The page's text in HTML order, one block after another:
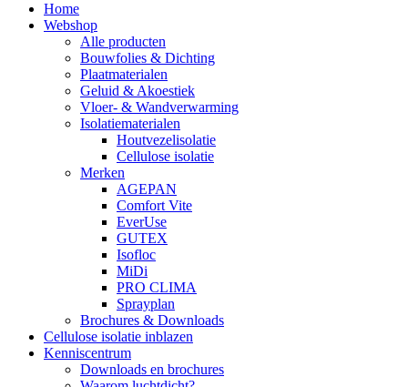
Home
Webshop
Alle producten
Bouwfolies & Dichting
Plaatmaterialen
Geluid & Akoestiek
Vloer- & Wandverwarming
Isolatiematerialen
Houtvezelisolatie
Cellulose isolatie
Merken
AGEPAN
Comfort Vite
EverUse
GUTEX
Isofloc
MiDi
PRO CLIMA
Sprayplan
Brochures & Downloads
Cellulose isolatie inblazen
Kenniscentrum
Downloads en brochures